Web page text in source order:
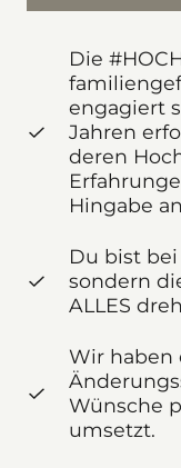
Die
engagiert
Jahren
deren
Hingabe
Du bist
sondern
ALLES
Wir haben
Wünsche
umsetzt.